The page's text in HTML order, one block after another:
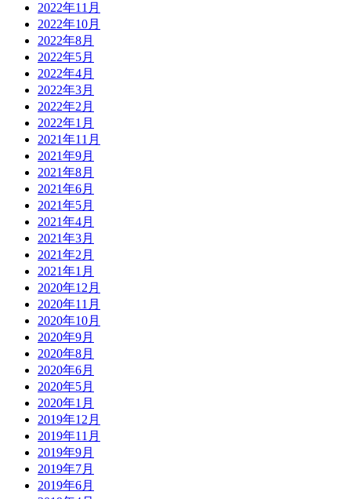
2022年11月
2022年10月
2022年8月
2022年5月
2022年4月
2022年3月
2022年2月
2022年1月
2021年11月
2021年9月
2021年8月
2021年6月
2021年5月
2021年4月
2021年3月
2021年2月
2021年1月
2020年12月
2020年11月
2020年10月
2020年9月
2020年8月
2020年6月
2020年5月
2020年1月
2019年12月
2019年11月
2019年9月
2019年7月
2019年6月